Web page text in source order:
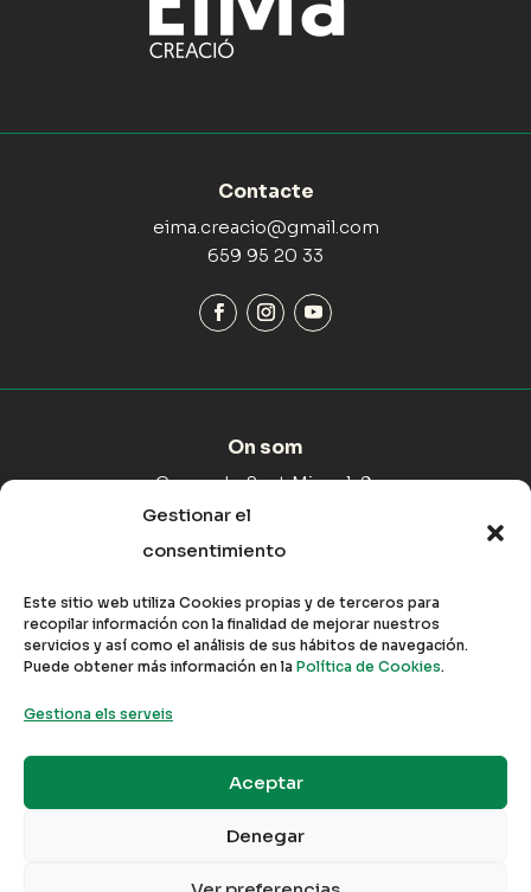
Gestionar el
consentimiento
Este sitio web utiliza Cookies propias y de terceros para
recopilar información con la finalidad de mejorar nuestros
servicios y así como el análisis de sus hábitos de navegación.
Puede obtener más información en la Política de Cookies.
Gestiona els serveis
Aceptar
Denegar
Contacte
eima.creacio@gmail.com
659 95 20 33
On som
Carrer de Sant Miquel, 9,
07519 Maria de la Salut,
Com arribar